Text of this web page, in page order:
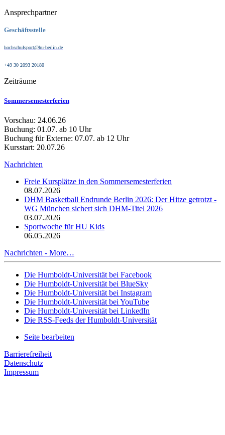
Ansprechpartner
Geschäftsstelle
hochschulsport@hu-berlin.de
+49 30 2093 20180
Zeiträume
Sommersemesterferien
Vorschau: 24.06.26
Buchung: 01.07. ab 10 Uhr
Buchung für Externe: 07.07. ab 12 Uhr
Kursstart: 20.07.26
Nachrichten
Freie Kursplätze in den Sommersemesterferien
08.07.2026
DHM Basketball Endrunde Berlin 2026: Der Hitze getrotzt -
WG München sichert sich DHM-Titel 2026
03.07.2026
Sportwoche für HU Kids
06.05.2026
Nachrichten - More…
Die Humboldt-Universität bei Facebook
Die Humboldt-Universität bei BlueSky
Die Humboldt-Universität bei Instagram
Die Humboldt-Universität bei YouTube
Die Humboldt-Universität bei LinkedIn
Die RSS-Feeds der Humboldt-Universität
Seite bearbeiten
Barrierefreiheit
Datenschutz
Impressum